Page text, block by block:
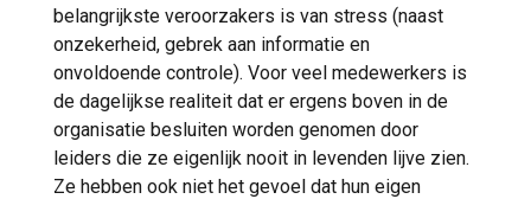
belangrijkste veroorzakers is van stress (naast
onzekerheid, gebrek aan informatie en
onvoldoende controle). Voor veel medewerkers is
de dagelijkse realiteit dat er ergens boven in de
organisatie besluiten worden genomen door
leiders die ze eigenlijk nooit in levenden lijve zien.
Ze hebben ook niet het gevoel dat hun eigen